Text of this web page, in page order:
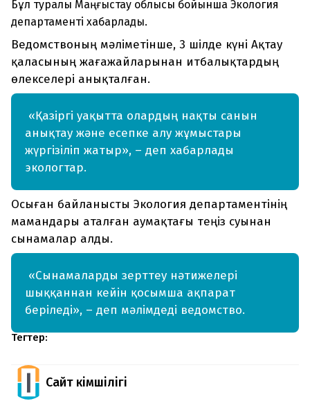
Бұл туралы Маңғыстау облысы бойынша Экология
департаменті хабарлады.
Ведомствоның мәліметінше, 3 шілде күні Ақтау
қаласының жағажайларынан итбалықтардың
өлекселері анықталған.
«Қазіргі уақытта олардың нақты санын
анықтау және есепке алу жұмыстары
жүргізіліп жатыр», – деп хабарлады
экологтар.
Осыған байланысты Экология департаментінің
мамандары аталған аумақтағы теңіз суынан
сынамалар алды.
«Сынамаларды зерттеу нәтижелері
шыққаннан кейін қосымша ақпарат
беріледі», – деп мәлімдеді ведомство.
Тегтер:
Сайт Әкімшілігі